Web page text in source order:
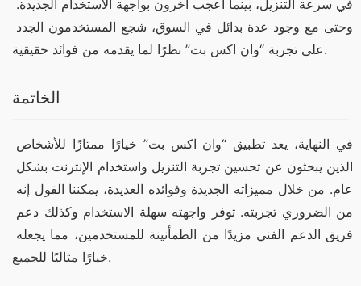
على تجربة “وان اكس بت” نظرًا لما يقدمه من فوائد حقيقية.
الخاتمة
خيارًا مثاليًا للجميع.